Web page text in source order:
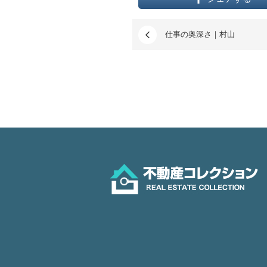
仕事の奥深さ｜村山